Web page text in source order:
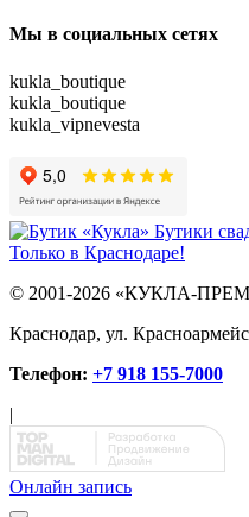
Мы в социальных сетях
kukla_boutique
kukla_boutique
kukla_vipnevesta
Бутики
Только в Краснодаре!
© 2001-2026 «КУКЛА-
Краснодар, ул.
Телефон: +7 918 155-7000
|
Онлайн запись